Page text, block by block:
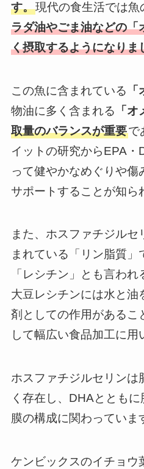
す。現代の食生活では魚
ラダ油やごま油などの「
く摂取するようになりま
この魚に含まれている
物油に多く含まれる 「
取量のバランスが重要で
イットの研究からEPA・
って健やかなめぐりや傷
サポートすることが知ら
また、ホスファチジルセ
まれている「リン脂質」
「レシチン」とも言わ
大豆レシチンには水と油
剤としての作用があるこ
して幅広い食品加工に用
ホスファチジルセリンは
く存在し、DHAととも
膜の構成に関わっていま
ケンビックスのイチョウ